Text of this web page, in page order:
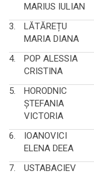
MARIUS IULIAN
3.
LĂTĂREȚU
MARIA DIANA
4.
POP ALESSIA
CRISTINA
5.
HORODNIC
ȘTEFANIA
VICTORIA
6.
IOANOVICI
ELENA DEEA
7.
USTABACIEV